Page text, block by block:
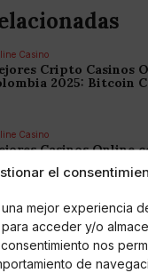
el
mejor experiencia
acceder y/o
nos
de
Casino
Cripto Casinos
2025: Bitcoin
Casino
Casinos Online
Casino
casinos online
y Bitcoin